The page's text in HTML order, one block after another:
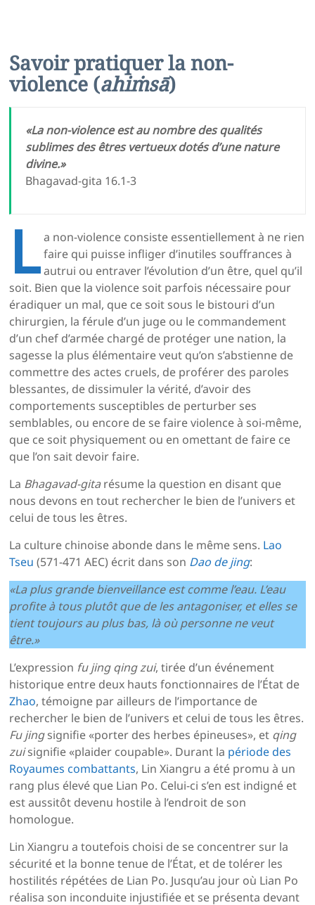
Savoir pratiquer la non-
violence (ahiṁsā)
«La non-violence est au nombre des qualités
sublimes des êtres vertueux dotés d’une nature
divine.»
Bhagavad-gita 16.1-3
L a non-violence consiste essentiellement à ne rien
faire qui puisse infliger d’inutiles souffrances à
autrui ou entraver l’évolution d’un être, quel qu’il
soit. Bien que la violence soit parfois nécessaire pour
éradiquer un mal, que ce soit sous le bistouri d’un
chirurgien, la férule d’un juge ou le commandement
d’un chef d’armée chargé de protéger une nation, la
sagesse la plus élémentaire veut qu’on s’abstienne de
commettre des actes cruels, de proférer des paroles
blessantes, de dissimuler la vérité, d’avoir des
comportements susceptibles de perturber ses
semblables, ou encore de se faire violence à soi-même,
que ce soit physiquement ou en omettant de faire ce
que l’on sait devoir faire.
La Bhagavad-gitarésume la question en disant que
nous devons en tout rechercher le bien de l’univers et
celui de tous les êtres.
La culture chinoise abonde dans le même sens. Lao
Tseu (571-471 AEC) écrit dans son Dao de jing:
«La plus grande bienveillance est comme l’eau. L’eau
profite à tous plutôt que de les antagoniser, et elles se
tient toujours au plus bas, là où personne ne veut
être.»
L’expression fu jing qing zui, tirée d’un événement
historique entre deux hauts fonctionnaires de l’État de
Zhao, témoigne par ailleurs de l’importance de
rechercher le bien de l’univers et celui de tous les êtres.
Fu jingsignifie «porter des herbes épineuses», et qing
zuisignifie «plaider coupable». Durant la période des
Royaumes combattants, Lin Xiangru a été promu à un
rang plus élevé que Lian Po. Celui-ci s’en est indigné et
est aussitôt devenu hostile à l’endroit de son
homologue.
Lin Xiangru a toutefois choisi de se concentrer sur la
sécurité et la bonne tenue de l’État, et de tolérer les
hostilités répétées de Lian Po. Jusqu’au jour où Lian Po
réalisa son inconduite injustifiée et se présenta devant